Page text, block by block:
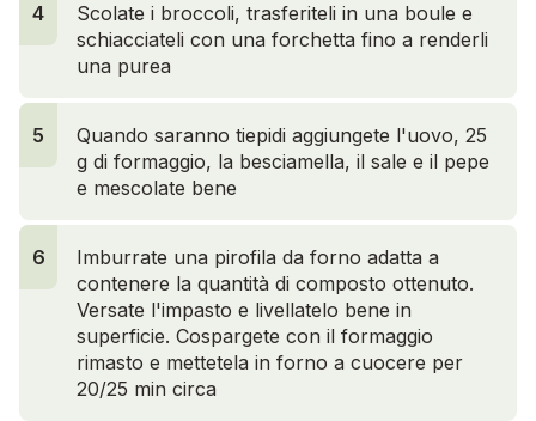
4
Scolate i broccoli, trasferiteli in una boule e
schiacciateli con una forchetta fino a renderli
una purea
5
Quando saranno tiepidi aggiungete l'uovo, 25
g di formaggio, la besciamella, il sale e il pepe
e mescolate bene
6
Imburrate una pirofila da forno adatta a
contenere la quantità di composto ottenuto.
Versate l'impasto e livellatelo bene in
superficie. Cospargete con il formaggio
rimasto e mettetela in forno a cuocere per
20/25 min circa